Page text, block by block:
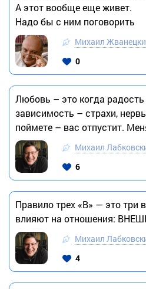
А этот вообще еще живет.
Надо бы с ним поговорить
Михаил
0
Любовь – это когда радость
зависимость – страхи,
поймете – вас отпустит.
Михаил
6
Правило трех «В» — это три
влияют на отношения:
Михаил
4